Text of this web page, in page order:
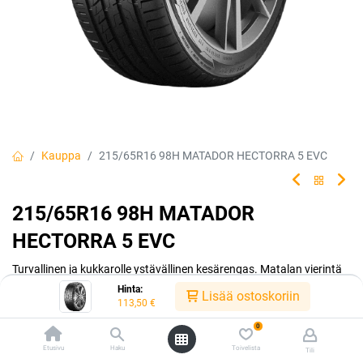
Hinta:
113,50 € Lisää ostoskoriin
Etusivu Haku
0
Toivelista Tili
Kauppa 215/65R16 98H MATADOR HECTORRA 5 EVC
215/65R16 98H MATADOR
HECTORRA 5 EVC
Turvallinen ja kukkarolle ystävällinen kesärengas. Matalan vierintä
vastuksen ansiosta ajat polttoainetta säästäen. Matador made by
Continental.
4050496003524 Tuotekoodi:242177
113,50€